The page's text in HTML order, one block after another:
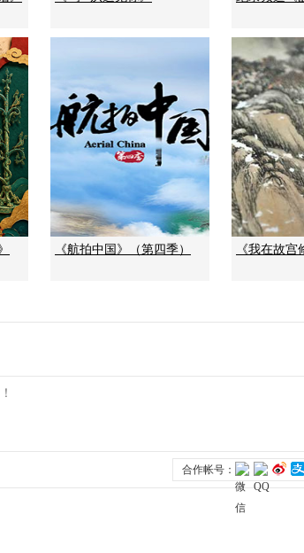
《航拍中国》（第四季） 《我在故